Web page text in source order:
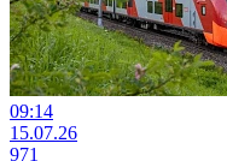
09:14
15.07.26
971